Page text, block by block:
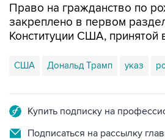
Право на гражданство по
закреплено в первом
Конституции США, принятой
США Дональд Трамп указ
Купить подписку на
Подписаться на рассылку